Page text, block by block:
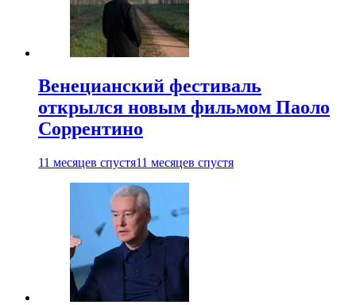
Венецианский фестиваль
открылся новым фильмом Паоло
Соррентино
11 месяцев спустя11 месяцев спустя